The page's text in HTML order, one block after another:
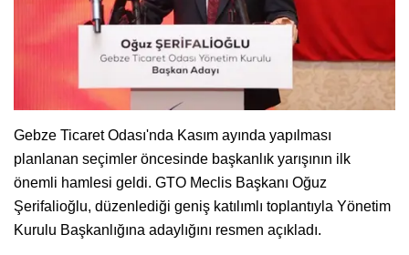
Gebze Ticaret Odası'nda Kasım ayında yapılması
planlanan seçimler öncesinde başkanlık yarışının ilk
önemli hamlesi geldi. GTO Meclis Başkanı Oğuz
Şerifalioğlu, düzenlediği geniş katılımlı toplantıyla Yönetim
Kurulu Başkanlığına adaylığını resmen açıkladı.